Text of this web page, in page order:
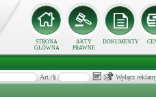
STRONA
GŁÓWNA
AKTY
PRAWNE
DOKUMENTY
Art./§ Wyłącz